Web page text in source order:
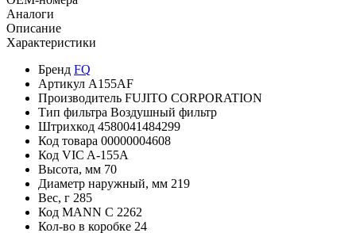
Аналоги
Описание
Характеристики
Бренд FQ
Артикул A155AF
Производитель FUJITO CORPORATION
Тип фильтра Воздушный фильтр
Штрихкод 4580041484299
Код товара 00000004608
Код VIC A-155A
Высота, мм 70
Диаметр наружный, мм 219
Вес, г 285
Код MANN C 2262
Кол-во в коробке 24